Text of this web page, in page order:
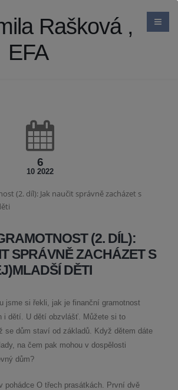
Rašková ,
EFA
6
10 2022
(2. DÍL):
SPRÁVNĚ ZACHÁZET S
DĚTI
jsme si řekli, jak je finanční gramotnost
i dětí. U dětí obzvlášť. Můžete si to
se dům staví od základů. Když dětem dáte
na čem pak mohou v dospělosti
dům?
pohádce O třech prasátkách. První dvě